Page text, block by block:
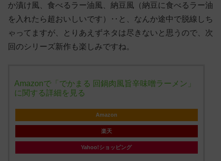
か漬け風、食べるラー油風、納豆風（納豆に食べるラー油
を入れたら超おいしいです）‥と、なんか途中で脱線しち
ゃってますが、とりあえずネタは尽きないと思うので、次
回のシリーズ新作も楽しみですね。
Amazonで「でかまる 回鍋肉風旨辛味噌ラーメン」
に関する詳細を見る
Amazon
楽天
Yahoo!ショッピング